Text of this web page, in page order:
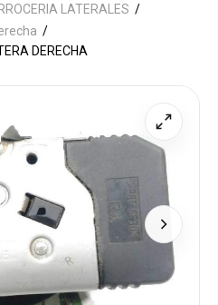
LATERALES
DERECHA